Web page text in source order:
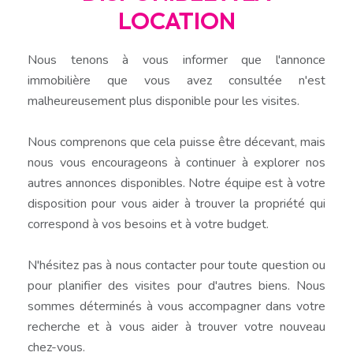
LOCATION
Nous tenons à vous informer que l'annonce
immobilière que vous avez consultée n'est
malheureusement plus disponible pour les visites.
Nous comprenons que cela puisse être décevant, mais
nous vous encourageons à continuer à explorer nos
autres annonces disponibles. Notre équipe est à votre
disposition pour vous aider à trouver la propriété qui
correspond à vos besoins et à votre budget.
N'hésitez pas à nous contacter pour toute question ou
pour planifier des visites pour d'autres biens. Nous
sommes déterminés à vous accompagner dans votre
recherche et à vous aider à trouver votre nouveau
chez-vous.